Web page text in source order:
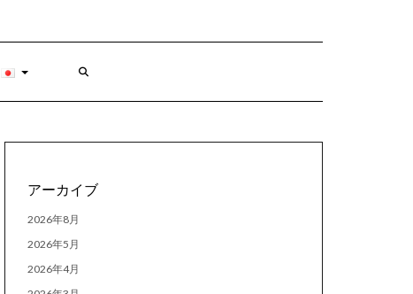
アーカイブ
2026年8月
2026年5月
2026年4月